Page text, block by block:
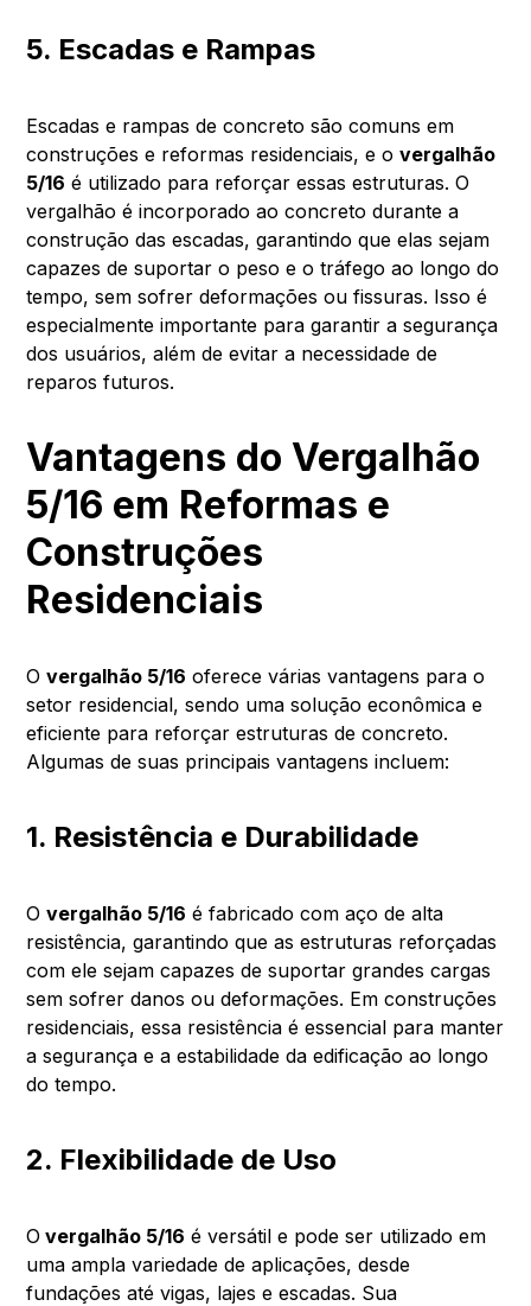
5. Escadas e Rampas
Escadas e rampas de concreto são comuns em
construções e reformas residenciais, e overgalhão
5/16 é utilizado para reforçar essas estruturas. O
vergalhão é incorporado ao concreto durante a
construção das escadas, garantindo que elas sejam
capazes de suportar o peso e o tráfego ao longo do
tempo, sem sofrer deformações ou fissuras. Isso é
especialmente importante para garantir a segurança
dos usuários, além de evitar a necessidade de
reparos futuros.
Vantagens do Vergalhão
5/16 em Reformas e
Construções
Residenciais
Overgalhão 5/16 oferece várias vantagens para o
setor residencial, sendo uma solução econômica e
eficiente para reforçar estruturas de concreto.
Algumas de suas principais vantagens incluem:
1. Resistência e Durabilidade
Overgalhão 5/16 é fabricado com aço de alta
resistência, garantindo que as estruturas reforçadas
com ele sejam capazes de suportar grandes cargas
sem sofrer danos ou deformações. Em construções
residenciais, essa resistência é essencial para manter
a segurança e a estabilidade da edificação ao longo
do tempo.
2. Flexibilidade de Uso
O vergalhão 5/16 é versátil e pode ser utilizado em
uma ampla variedade de aplicações, desde
fundações até vigas, lajes e escadas. Sua